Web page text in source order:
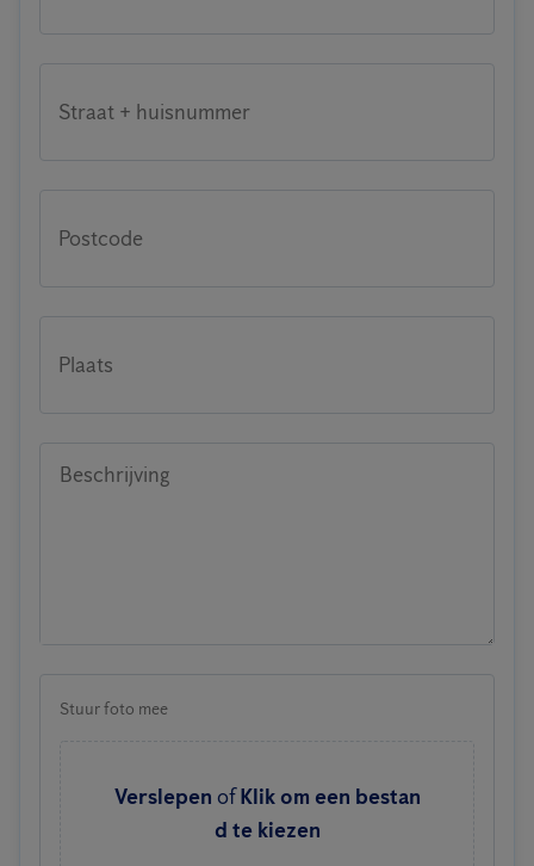
Straat + huisnummer
Postcode
Plaats
Beschrijving
Stuur foto mee
Verslepen of Klik om een bestan
d te kiezen